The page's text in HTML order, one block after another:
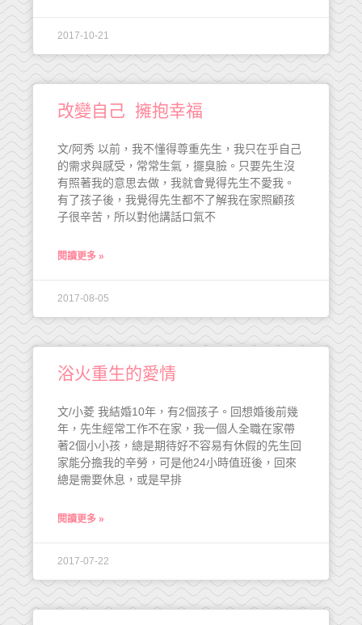
2017-10-21
改變自己 擁抱幸福
文/阿秀 以前，我不懂得尊重先生，我只在乎自己
的需求與感受，常常生氣，擺臭臉。只要先生沒
有照著我的意思去做，我就會覺得先生不愛我。
有了孩子後，我覺得先生都不了解我在家照顧孩
子很辛苦，所以對他講話口氣不
閱讀更多 »
2017-08-05
浴火重生的愛情
文/小菱 我結婚10年，有2個孩子。回想婚後前幾
年，先生經常工作不在家，我一個人全職在家帶
著2個小小孩，總是期待好不容易有休假的先生回
家能分擔我的辛勞，可是他24小時值班後，回來
總是需要休息，或是早排
閱讀更多 »
2017-07-22